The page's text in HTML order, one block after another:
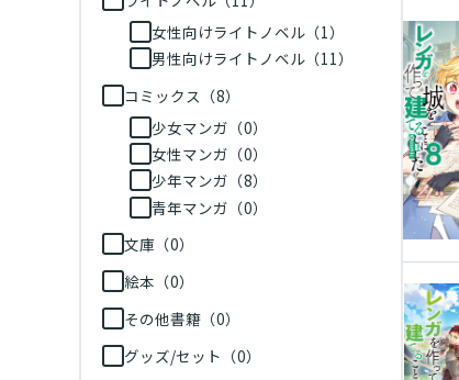
女性向けライトノベル（1）
男性向けライトノベル（11）
コミックス（8）
少女マンガ（0）
女性マンガ（0）
少年マンガ（8）
青年マンガ（0）
文庫（0）
絵本（0）
その他書籍（0）
グッズ/セット（0）